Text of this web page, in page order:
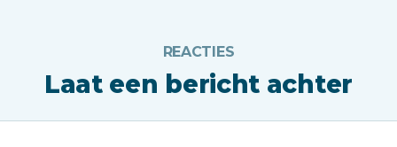
REACTIES
Laat een bericht achter